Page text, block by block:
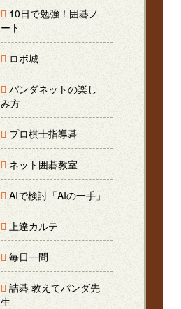
10日で勉強！囲碁ノ
ート
ロボ城
パンダネットの楽し
み方
プロ棋士指導碁
ネット囲碁教室
AIで検討「AIの一手」
上達カルテ
毎日一問
詰碁 教えてパンダ先
生